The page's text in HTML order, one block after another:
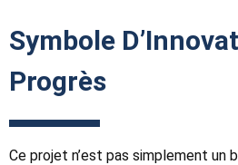
Symbole
Progrès
Ce projet n’est pas simplement un